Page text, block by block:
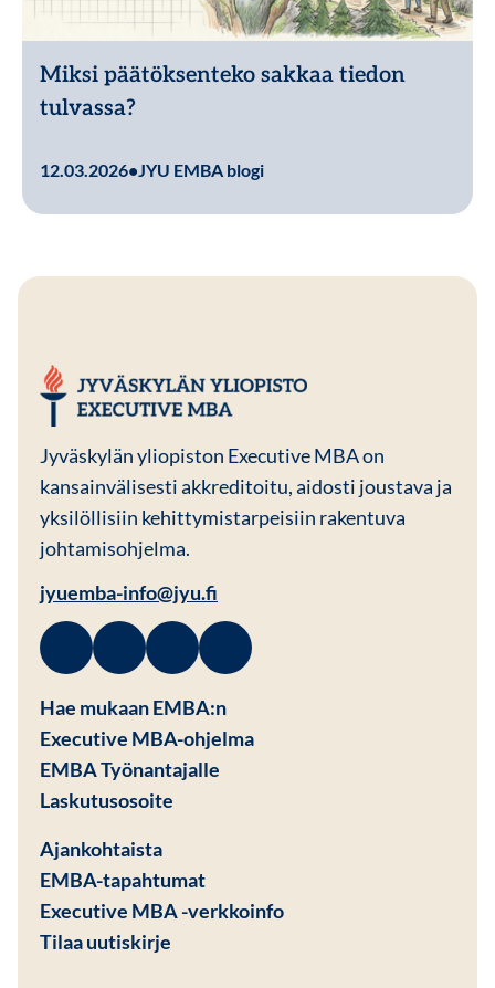
Miksi päätöksenteko sakkaa tiedon
tulvassa?
12.03.2026• JYU EMBA blogi
Jyväskylän yliopiston Executive MBA on
kansainvälisesti akkreditoitu, aidosti joustava ja
yksilöllisiin kehittymistarpeisiin rakentuva
johtamisohjelma.
jyuemba-info@jyu.fi
Facebook
Avautuu uuteen ikkunaan
Linkedin
Avautuu uuteen ikkunaan
Instagram
Avautuu uuteen ikkunaan
Youtube
Avautuu uuteen ikkunaan
Hae mukaan EMBA:n
Executive MBA-ohjelma
EMBA Työnantajalle
Laskutusosoite
Ajankohtaista
EMBA-tapahtumat
Executive MBA -verkkoinfo
Tilaa uutiskirje